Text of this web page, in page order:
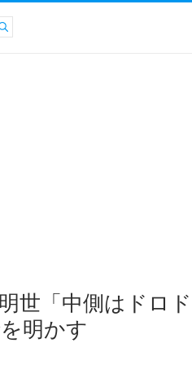
世「中側はドロ
明かす